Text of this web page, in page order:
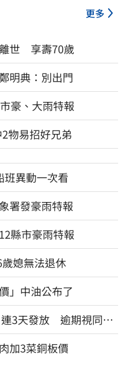
更多
世 享壽70歲
明典：別出門
豪、大雨特報
物易招好兄弟
班異動一次看
署發豪雨特報
縣市豪雨特報
媳無法退休
」中油公布了
3天發放 逾期視同放
加3菜銅板價